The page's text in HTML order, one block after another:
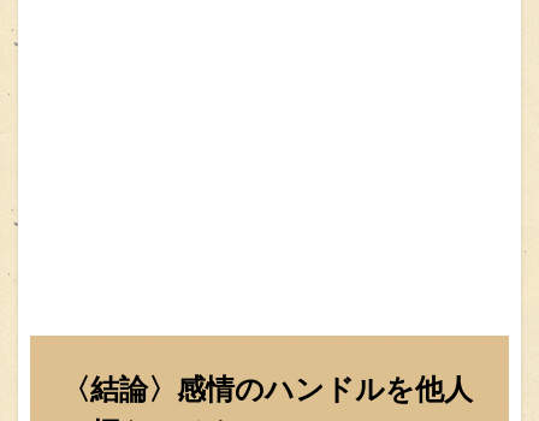
〈結論〉感情のハンドルを他人